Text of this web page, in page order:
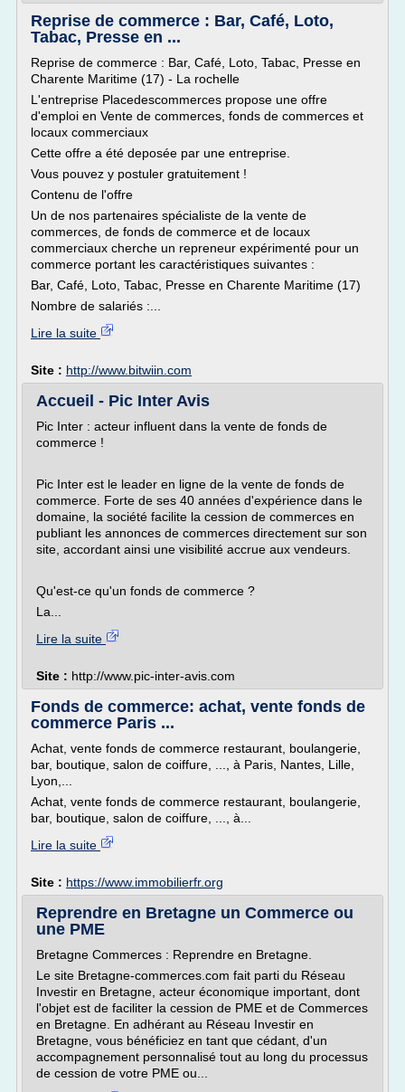
Reprise de commerce : Bar, Café, Loto,
Tabac, Presse en ...
Reprise de commerce : Bar, Café, Loto, Tabac, Presse en
Charente Maritime (17) - La rochelle
L'entreprise Placedescommerces propose une offre
d'emploi en Vente de commerces, fonds de commerces et
locaux commerciaux
Cette offre a été deposée par une entreprise.
Vous pouvez y postuler gratuitement !
Contenu de l'offre
Un de nos partenaires spécialiste de la vente de
commerces, de fonds de commerce et de locaux
commerciaux cherche un repreneur expérimenté pour un
commerce portant les caractéristiques suivantes :
Bar, Café, Loto, Tabac, Presse en Charente Maritime (17)
Nombre de salariés :...
Lire la suite
Site : http://www.bitwiin.com
Accueil - Pic Inter Avis
Pic Inter : acteur influent dans la vente de fonds de
commerce !
Pic Inter est le leader en ligne de la vente de fonds de
commerce. Forte de ses 40 années d'expérience dans le
domaine, la société facilite la cession de commerces en
publiant les annonces de commerces directement sur son
site, accordant ainsi une visibilité accrue aux vendeurs.
Qu'est-ce qu'un fonds de commerce ?
La...
Lire la suite
Site : http://www.pic-inter-avis.com
Fonds de commerce: achat, vente fonds de
commerce Paris ...
Achat, vente fonds de commerce restaurant, boulangerie,
bar, boutique, salon de coiffure, ..., à Paris, Nantes, Lille,
Lyon,...
Achat, vente fonds de commerce restaurant, boulangerie,
bar, boutique, salon de coiffure, ..., à...
Lire la suite
Site : https://www.immobilierfr.org
Reprendre en Bretagne un Commerce ou
une PME
Bretagne Commerces : Reprendre en Bretagne.
Le site Bretagne-commerces.com fait parti du Réseau
Investir en Bretagne, acteur économique important, dont
l'objet est de faciliter la cession de PME et de Commerces
en Bretagne. En adhérant au Réseau Investir en
Bretagne, vous bénéficiez en tant que cédant, d'un
accompagnement personnalisé tout au long du processus
de cession de votre PME ou...